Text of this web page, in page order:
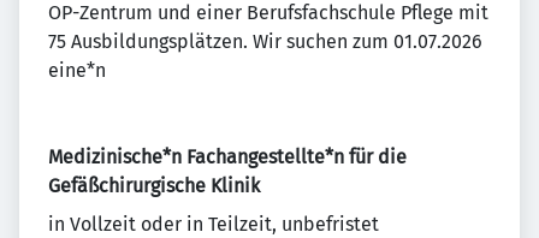
OP-Zentrum und einer Berufsfachschule Pflege mit
75 Ausbildungsplätzen. Wir suchen zum 01.07.2026
eine*n
Medizinische*n Fachangestellte*n für die
Gefäßchirurgische Klinik
in Vollzeit oder in Teilzeit, unbefristet